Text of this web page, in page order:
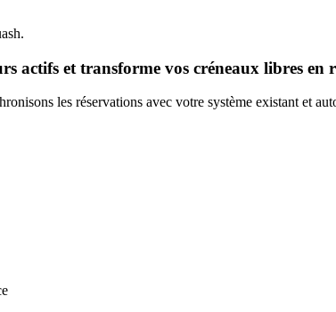
actifs et transforme vos créneaux libres en
les réservations avec votre système existant et